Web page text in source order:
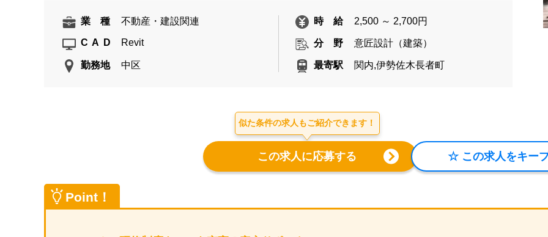
業 種 不動産・建設関連
CAD Revit
勤務地 中区
時 給 2,500 ～ 2,700円
分 野 意匠設計（建築）
最寄駅 関内,伊勢佐木長者町
似た条件の求人もご紹介できます！
Point！